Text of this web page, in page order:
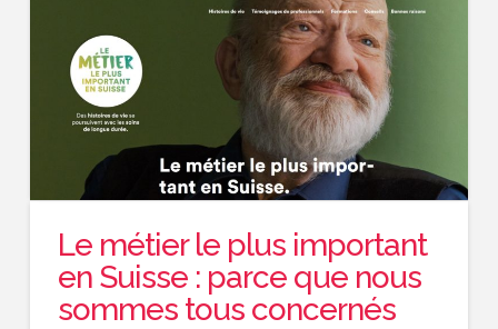
Le métier le plus important
en Suisse : parce que nous
sommes tous concernés